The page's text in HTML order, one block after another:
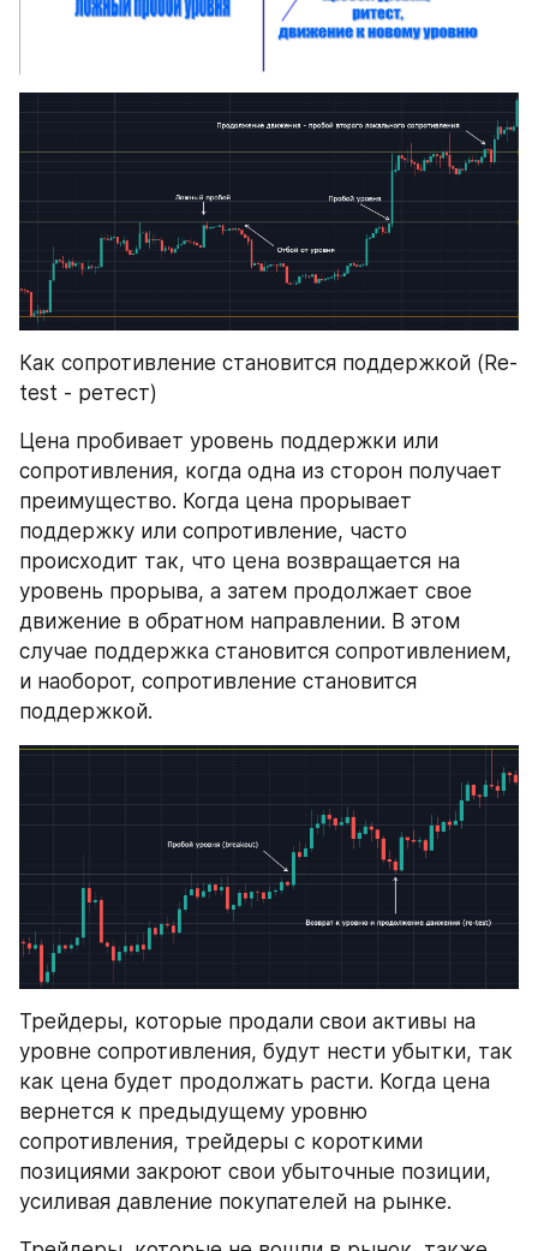
Как сопротивление становится поддержкой (Re-
test - ретест)
Цена пробивает уровень поддержки или
сопротивления, когда одна из сторон получает
преимущество. Когда цена прорывает
поддержку или сопротивление, часто
происходит так, что цена возвращается на
уровень прорыва, а затем продолжает свое
движение в обратном направлении. В этом
случае поддержка становится сопротивлением,
и наоборот, сопротивление становится
поддержкой.
Трейдеры, которые продали свои активы на
уровне сопротивления, будут нести убытки, так
как цена будет продолжать расти. Когда цена
вернется к предыдущему уровню
сопротивления, трейдеры с короткими
позициями закроют свои убыточные позиции,
усиливая давление покупателей на рынке.